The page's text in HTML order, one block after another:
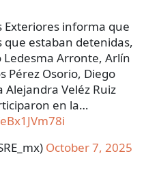
Exteriores informa que
que estaban detenidas,
Ledesma Arronte, Arlín
Pérez Osorio, Diego
Alejandra Veléz Ruiz
en la…
October 7, 2025